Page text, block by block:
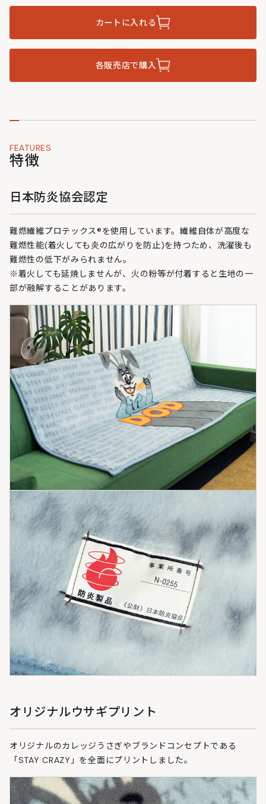
カートに入れる
各販売店で購入
FEATURES
特徴
日本防炎協会認定
難燃繊維プロテックス®を使用しています。繊維自体が高度な
難燃性能(着火しても炎の広がりを防止)を持つため、洗濯後も
難燃性の低下がみられません。
※着火しても延焼しませんが、火の粉等が付着すると生地の一
部が融解することがあります。
オリジナルウサギプリント
オリジナルのカレッジうさぎやブランドコンセプトである
「STAY CRAZY」を全面にプリントしました。